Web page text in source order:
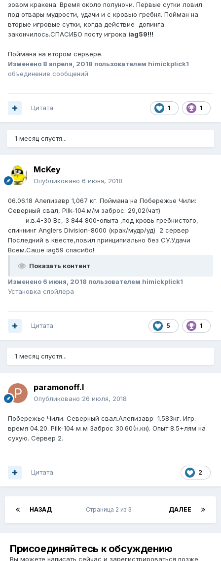
зовом кракена. Время около полуночи. Первые сутки ловил
под отвары мудрости, удачи и с кровью гребня. Пойман на
вторые игровые сутки, когда действие допинга
закончилось.СПАСИБО посту игрока iag59!!!
Поймана на втором сервере.
Изменено 8 апреля, 2018 пользователем himickplick1
объединение сообщений
1 1
Цитата
1 месяц спустя...
McKey
Опубликовано 6 июня, 2018
06.06.18 Алепизавр 1,067 кг. Поймана на Побережье Чили:
Северный свал, Pilk-104.м/м заброс: 29,02(чат)
и.в.4-30 Вс, 3 844 800-опыта ,под кровь гребнистого,
спиннинг Anglers Division-8000 (крак/мудр/уд) 2 сервер
Последний в квесте,ловил принципиально без СУ.Удачи
Всем.Саше iag59 спасибо!
Показать контент
Изменено 6 июня, 2018 пользователем himickplick1
Установка спойлера
5 1
Цитата
1 месяц спустя...
paramonoff.l
Опубликовано 26 июля, 2018
Побережье Чили. Северный свал.Алепизавр 1.583кг. Игр.
время 04.20. Pilk-104 м м Заброс 30.60(н.кн). Опыт 8.5+лям на
сухую. Сервер 2.
2
Цитата
НАЗАД ДАЛЕЕ
Страница 2 из 3
Присоединяйтесь к обсуждению
Вы можете написать сейчас и зарегистрироваться позже.